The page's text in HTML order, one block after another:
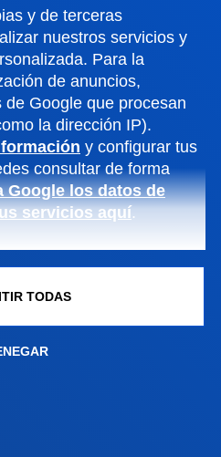
y de terceras
nuestros servicios y
Para la
de anuncios,
Google que procesan
la dirección IP).
y configurar tus
consultar de forma
Google los datos de
servicios aquí.
TODAS